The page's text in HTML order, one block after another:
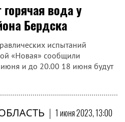
вода у
Бердска
испытаний
«Новая» сообщили
и до 20.00 18 июня будут
| 1 июня 2023, 13:00